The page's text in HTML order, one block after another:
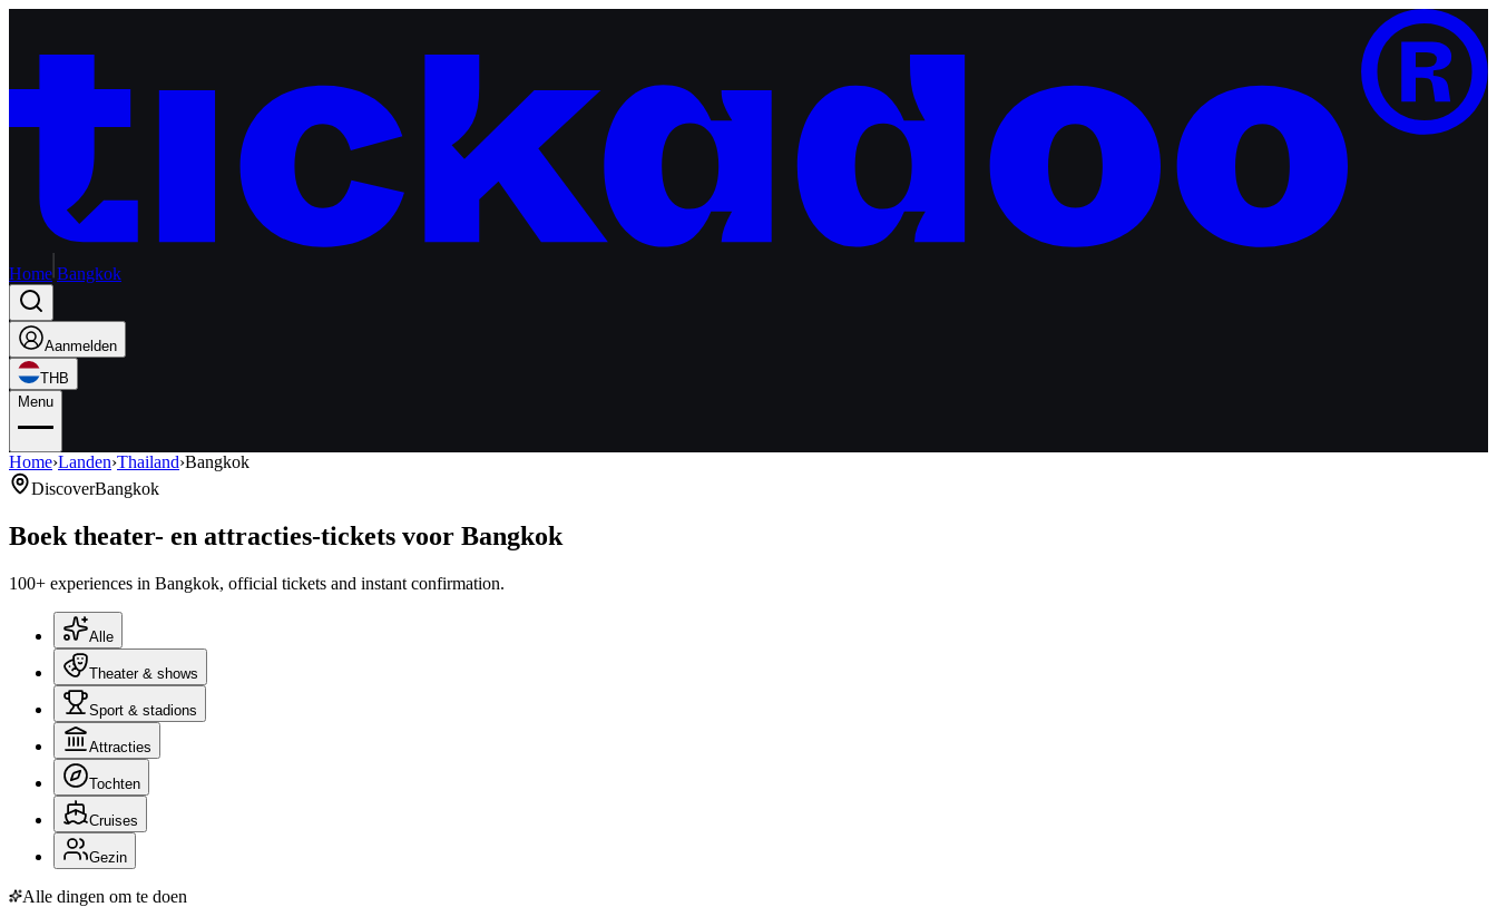
Home Bangkok
Aanmelden
THB
Menu
Home›Landen›Thailand›Bangkok
DiscoverBangkok
Boek theater- en attracties-tickets voor Bangkok
100+ experiences in Bangkok, official tickets and instant confirmation.
Alle
Theater & shows
Sport & stadions
Attracties
Tochten
Cruises
Gezin
Alle dingen om te doen